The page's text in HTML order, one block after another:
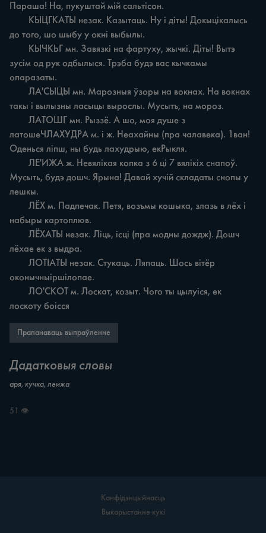
Параша! На, пукуштай мій сальтісон.
до того, шо шыбу у окні выбылы.
зусім од рук одбылыся. Трэба будэ вас кычкамы
опаразаты.
такы і вылызны ласыцы вырослы. Мусытъ, на мороз.
латошеЧЛАХУДРА м. i ж. Неахайны (пра чалавека). 1ван!
Оденься ліпш, ны будь лахудрыю, екРыкля.
Мусыть, будэ дошч. Ярына! Давай хучій складаты снопы у
лешкы.
набыры картоплюв.
лёхае ек з выдра.
оконычныіршілопае.
лоскоту боісся
Прапанаваць выпраўленне
Дадатковыя словы
аря, кучка, леижа
51 👁
Канфідэнцыйнасць
Выкарыстанне кукі